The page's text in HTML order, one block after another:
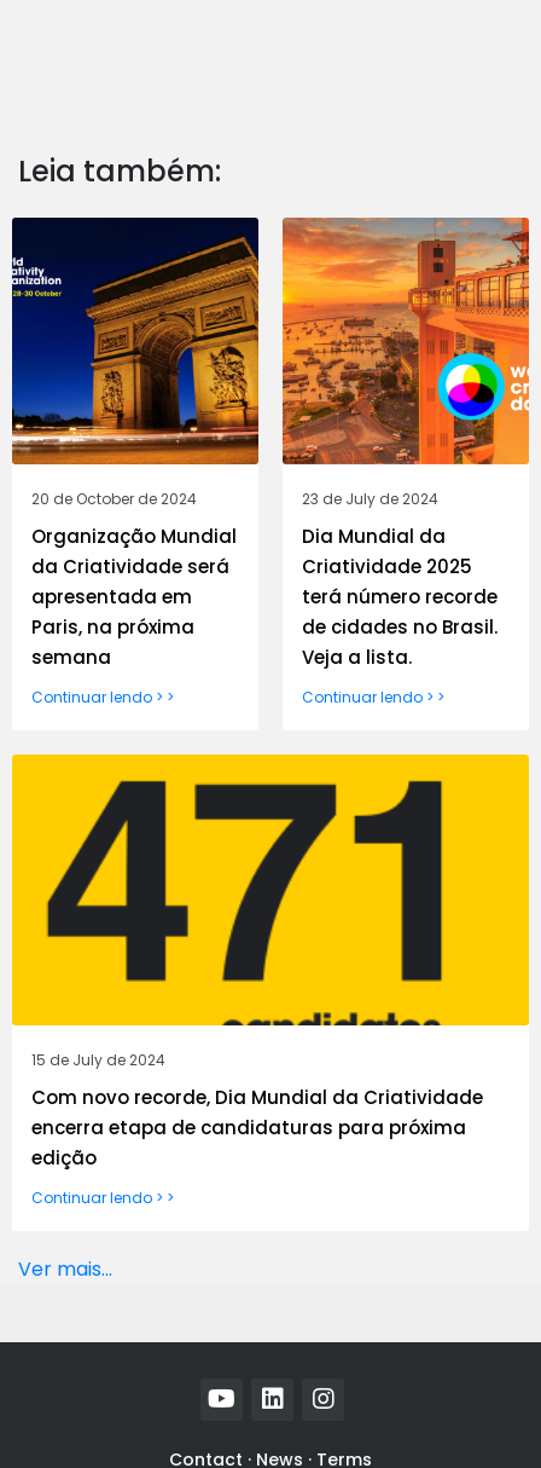
Leia também:
20 de October de 2024
Organização Mundial
da Criatividade será
apresentada em
Paris, na próxima
semana
Continuar lendo > >
23 de July de 2024
Dia Mundial da
Criatividade 2025
terá número recorde
de cidades no Brasil.
Veja a lista.
Continuar lendo > >
15 de July de 2024
Com novo recorde, Dia Mundial da Criatividade
encerra etapa de candidaturas para próxima
edição
Continuar lendo > >
Ver mais...
Contact · News · Terms